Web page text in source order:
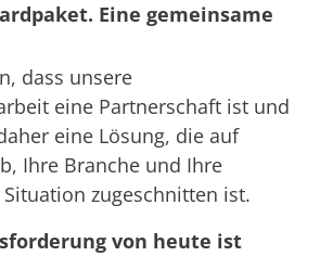
Eine gemeinsame
dass unsere
eine Partnerschaft ist und
eine Lösung, die auf
Ihre Branche und Ihre
zugeschnitten ist.
von heute ist